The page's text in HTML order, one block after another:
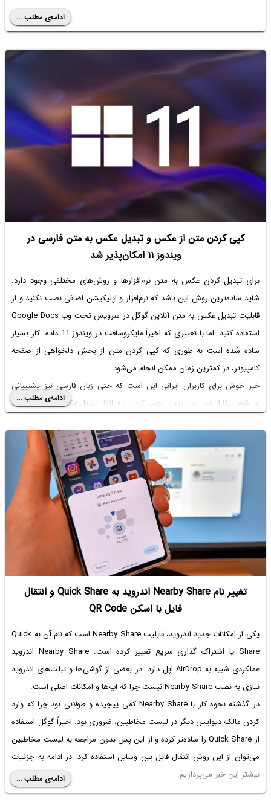
ادامه‌ی مطلب ...
کپی کردن متن از عکس و تبدیل عکس به متن فارسی در
ویندوز ۱۱ امکان‌پذیر شد
برای تبدیل کردن عکس به متن نرم‌افزارها و روش‌های مختلفی وجود دارد.
شاید ساده‌ترین روش این باشد که نرم‌افزار و اپلیکیشن اضافی نصب نکنید و از
قابلیت تبدیل عکس به متن آنلاین گوگل در سرویس تحت وب Google Docs
استفاده کنید. اما با تغییری که اخیراً مایکروسافت در ویندوز 11 داده، کار بسیار
ساده شده است به طوری که کپی کردن متن از بخش دلخواهی از صفحه
کامپیوتر، در کمترین زمان ممکن انجام می‌شود.
خبر خوش برای کاربران ایرانی این است که حتی زبان فارسی نیز پشتیبانی
می‌شود! لذا از این پس بدون نصب کردن نرم افزار تبدیل عکس به متن فارسی
داخل عکس‌ها را کپی کنید. در ادامه به جزئیات بیشتر این خبر و روش کار
می‌پردازیم.
ادامه‌ی مطلب ...
تغییر نام Nearby Share اندروید به Quick Share و انتقال
فایل با اسکن QR Code
یکی از امکانات جدید اندروید، قابلیت Nearby Share است که نام آن به Quick
Share یا اشتراک گذاری سریع تغییر کرده است. Nearby Share اندروید
عملکردی شبیه به AirDrop اپل دارد. در بعضی از گوشی‌ها و تبلت‌های اندروید
نیازی بهنصب Nearby Share
نیست چرا که اپ‌ها و امکانات اصلی است.
در گذشته نحوه کار با Nearby Share
کمی پیچیده و طولانی بود چرا که وارد
کردن مالک دیوایس دیگر در لیست مخاطبین، ضروری بود. اخیراً گوگل استفاده
از Quick Share را ساده‌تر کرده و از این پس بدون مراجعه به لیست مخاطبین
می‌توان از این روش انتقال فایل بین وسایل استفاده کرد. در ادامه به جزئیات
بیشتر این خبر می‌پردازیم.
ادامه‌ی مطلب ...